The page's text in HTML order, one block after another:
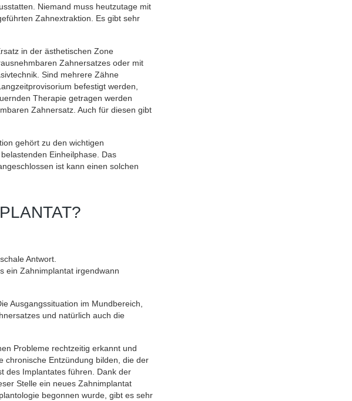
Niemand muss heutzutage mit
Zahnextraktion. Es gibt sehr
in der ästhetischen Zone
Zahnersatzes oder mit
Sind mehrere Zähne
befestigt werden,
Therapie getragen werden
Zahnersatz. Auch für diesen gibt
gehört zu den wichtigen
Einheilphase. Das
ist kann einen solchen
Antwort.
ein Zahnimplantat irgendwann
Ausgangssituation im Mundbereich,
und natürlich auch die
Probleme rechtzeitig erkannt und
chronische Entzündung bilden, die der
des Implantates führen. Dank der
Stelle ein neues Zahnimplantat
begonnen wurde, gibt es sehr